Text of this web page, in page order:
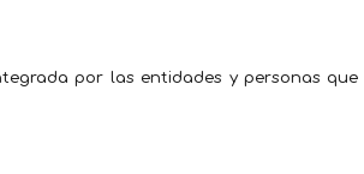
por las entidades y personas